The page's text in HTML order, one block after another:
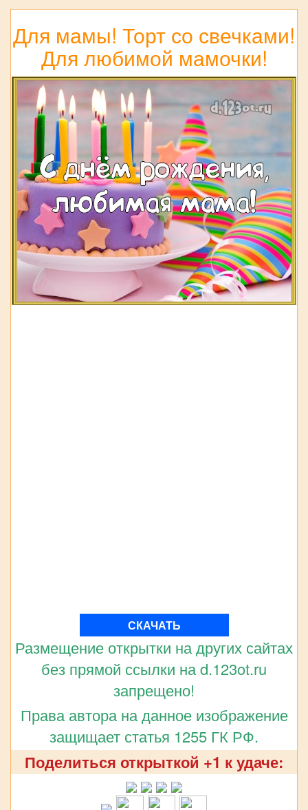
Для мамы! Торт со свечками!
Для любимой мамочки!
СКАЧАТЬ
Размещение открытки на других сайтах
без прямой ссылки на d.123ot.ru
запрещено!
Права автора на данное изображение
защищает статья 1255 ГК РФ.
Поделиться открыткой +1 к удаче: